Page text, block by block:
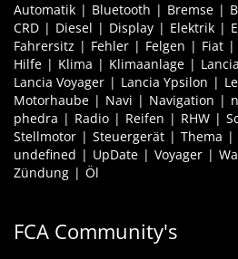
Automatik Bluetooth Bremse
CRD
Diesel Display Elektrik
Fahrersitz
Fehler Felgen Fiat
Hilfe
Klima Klimaanlage Lancia
Lancia Voyager
Lancia Ypsilon
Motorhaube
Navi Navigation
phedra
Radio Reifen RHW
Stellmotor
Steuergerät Thema
undefined
UpDate Voyager
Zündung
Öl
FCA Community's